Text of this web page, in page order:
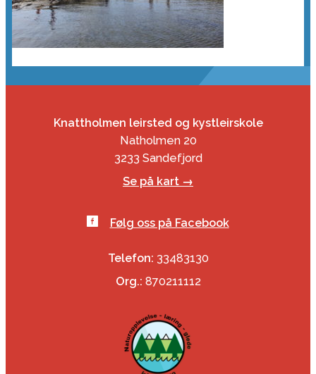
Knattholmen leirsted og kystleirskole
Natholmen 20
3233 Sandefjord
Se på kart →
Følg oss på Facebook
Telefon: 33483130
Org.: 870211112